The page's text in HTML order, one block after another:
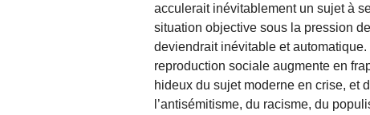
acculerait inévitablement un sujet à
situation objective sous la pression
deviendrait inévitable et
reproduction sociale augmente en
hideux du sujet moderne en crise, et
l’antisémitisme, du racisme, du